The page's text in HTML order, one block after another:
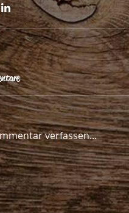
verfassen...